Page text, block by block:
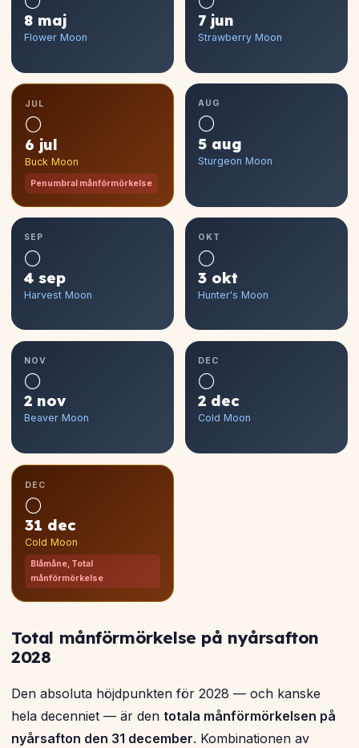
8 maj
Flower Moon
7 jun
Strawberry Moon
JUL
🌕
6 jul
Buck Moon
Penumbral månförmörkelse
AUG
🌕
5 aug
Sturgeon Moon
SEP
🌕
4 sep
Harvest Moon
OKT
🌕
3 okt
Hunter's Moon
NOV
🌕
2 nov
Beaver Moon
DEC
🌕
2 dec
Cold Moon
DEC
🌕
31 dec
Cold Moon
Blåmåne, Total
månförmörkelse
Total månförmörkelse på nyårsafton
2028
Den absoluta höjdpunkten för 2028 — och kanske
hela decenniet — är den totala månförmörkelsen på
nyårsafton den 31 december. Kombinationen av